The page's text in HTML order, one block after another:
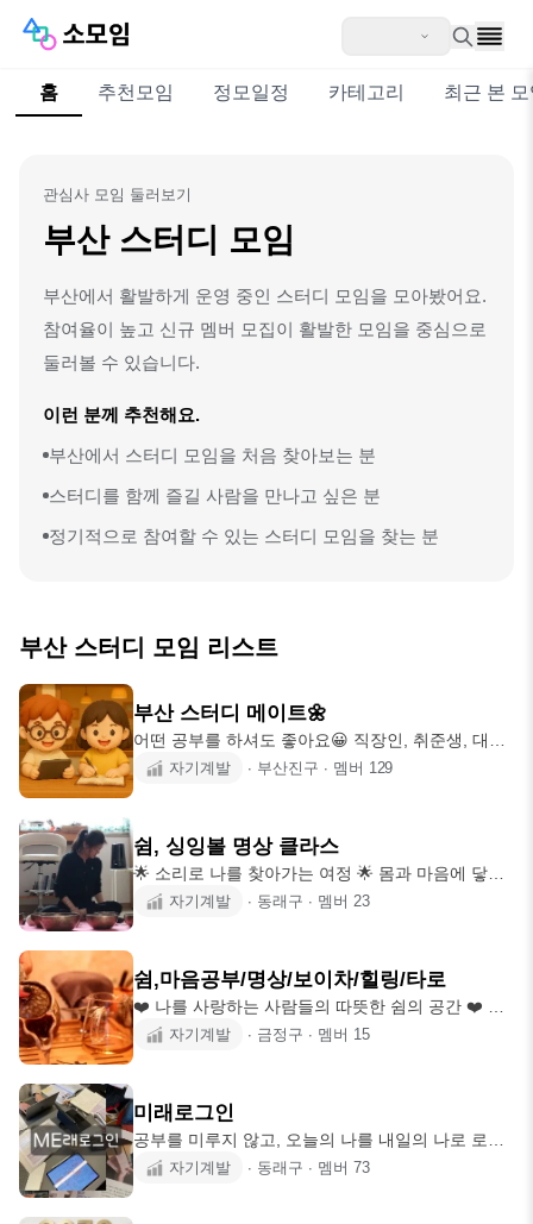
홈 추천모임 정모일정 카테고리 최근 본
관심사 모임 둘러보기
부산 스터디 모임
부산에서 활발하게 운영 중인 스터디 모임을 모아봤어요.
참여율이 높고 신규 멤버 모집이 활발한 모임을 중심으로
둘러볼 수 있습니다.
이런 분께 추천해요.
부산에서 스터디 모임을 처음 찾아보는 분
스터디를 함께 즐길 사람을 만나고 싶은 분
정기적으로 참여할 수 있는 스터디 모임을 찾는 분
부산 스터디 모임 리스트
부산 스터디 메이트🌼
어떤 공부를 하셔도 좋아요😀 직장인, 취준생, 대학
교수, (한)의사, 변호사, 공무원, 공기업, 대기업 등
대화위주의 취미활동도 좋아요. 독서, 자격증, 회사
업무, 노트북 작업, 영어공부 👐이런 분 환영합니다
👐 -퇴근, 주말을 잘 활용하고 싶은 분 -혼자 공부하
기 힘드신 분 ⏱️ 평일(월-금) (19:30 ~ 22:00) 주말
자기계발 ∙ 부산진구 ∙ 멤버 129
쉼, 싱잉볼 명상 클라스
🌟 소리로 나를 찾아가는 여정 🌟 몸과 마음에 닿는
소리 샤워. 싱잉볼 명상 소리에는 힘이 있습니다 소
퀴를 나답게 굴려보아요^^ 조용히 소리로 나에게 노
크하는 시간 오롯이 나를 위한 여정 ❤️ 쉼으로 초대
합니다 ❤️ 소리와 함께 나를 깨우는 싱잉볼 명상 : 3
만 9천원 내안의 힘을 깨우는 다도 명상 : 1만 5천원
자기계발 ∙ 동래구 ∙ 멤버 23
쉼,마음공부/명상/보이차/힐링/타로
❤️ 나를 사랑하는 사람들의 따뜻한 쉼의 공간 ❤️ 마
음공부마스터가 내려주는 보이차와 함께 하는 일상
는 여정을 하고 싶으실 때 2. 차와 함께 타로가 말하
는 무의식을 알고 싶으실 때 ✨️색향미운 차의 색을
보고 그 향을 맡고 그 맛을 보며 그 기운을 느끼려면
저절로 모든 생각이 끊어지는 경험을 하게 되지요~
자기계발 ∙ 금정구 ∙ 멤버 15
미래로그인
공부를 미루지 않고, 오늘의 나를 내일의 나로 로그
인하는 스터디 모임 미래로그인입니다. 혼자서는 흐
자기계발 ∙ 동래구 ∙ 멤버 73